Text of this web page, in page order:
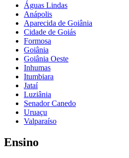
Águas Lindas
Anápolis
Aparecida de Goiânia
Cidade de Goiás
Formosa
Goiânia
Goiânia Oeste
Inhumas
Itumbiara
Jataí
Luziânia
Senador Canedo
Uruaçu
Valparaíso
Ensino